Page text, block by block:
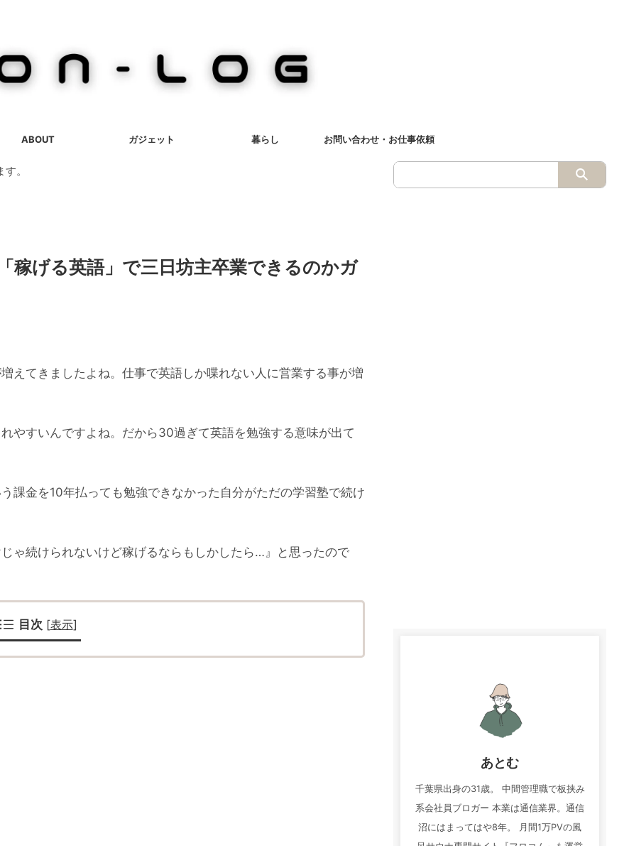
ABOUT ガジェット 暮らし お問い合わせ・お仕事依頼
。
げる英語」で三日坊主卒業できるのかガ
えてきましたよね。仕事で英語しか喋れない人に営業する事が増
やすいんですよね。だから30過ぎて英語を勉強する意味が出て
課金を10年払っても勉強できなかった自分がただの学習塾で続け
ゃ続けられないけど稼げるならもしかしたら…』と思ったので
目次 [表示]
あとむ
千葉県出身の31歳。 中間管理職で板挟み
系会社員ブロガー 本業は通信業界。通信
沼にはまってはや8年。 月間1万PVの風